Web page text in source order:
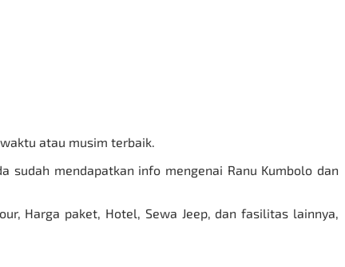
atau musim terbaik.
sudah mendapatkan info mengenai Ranu Kumbolo dan
Harga paket, Hotel, Sewa Jeep, dan fasilitas lainnya,